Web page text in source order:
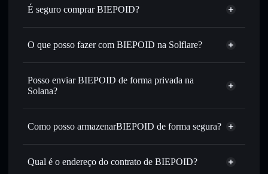
É seguro comprar BIEPOID?
BIEPOID não está verificado
O que posso fazer com BIEPOID na Solflare?
BIEPOID
Carteira Solflare
Trocar instantaneamente — trocar BIEPOID por SOL,
USDC ou milhares de outros tokens Solana com
melhor preço disponível
Definir ordens limite— automatizar transações ao teu
tempo em BIEPOID
Posso enviar BIEPOID de forma privada na
Solana?
Agregador de Privacidade
Como posso armazenarBIEPOID de forma segura?
BIEPOID
carteira
Qual é o endereço do contrato de BIEPOID?